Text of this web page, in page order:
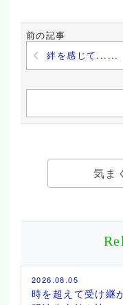
前の記事
絆を感じて......
気ま
2026.08.05
時を超えて受け継